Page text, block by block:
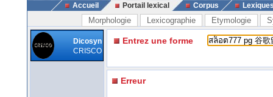
Accueil Portail lexical Corpus
Morphologie Lexicographie Etymologie
Dicosyn
CRISCO
Entrez une forme
Erreur